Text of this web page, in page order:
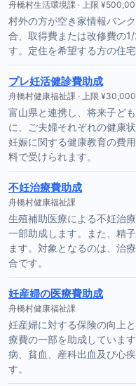
舟橋村生活環境課 · 上限
村外の方が空き家情報バン
合、取得費または改修費の
す。定住を希望する方の住
プレ妊活健診費助成
舟橋村健康福祉課 · 上限 ¥30,000
富山県と連携し、将来子ど
に、ご夫婦それぞれの健康
妊娠に関する健康教育の費
料で受けられます。
不妊治療費助成
舟橋村健康福祉課
生殖補助医療による不妊治
一部助成します。また、精
ます。対象となるのは、治
合です。
妊産婦の医療費助成
舟橋村健康福祉課
妊産婦に対する保険の向上
療費の一部を助成していま
病、貧血、産科出血及び心
す。